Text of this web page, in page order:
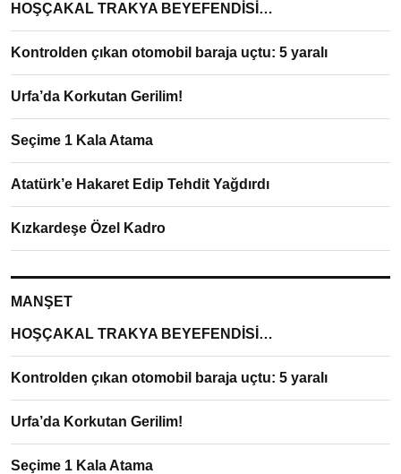
HOŞÇAKAL TRAKYA BEYEFENDİSİ…
Kontrolden çıkan otomobil baraja uçtu: 5 yaralı
Urfa’da Korkutan Gerilim!
Seçime 1 Kala Atama
Atatürk’e Hakaret Edip Tehdit Yağdırdı
Kızkardeşe Özel Kadro
MANŞET
HOŞÇAKAL TRAKYA BEYEFENDİSİ…
Kontrolden çıkan otomobil baraja uçtu: 5 yaralı
Urfa’da Korkutan Gerilim!
Seçime 1 Kala Atama